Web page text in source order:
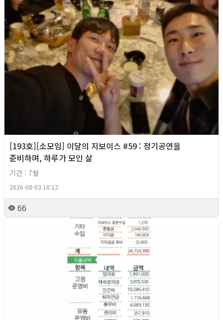
[193호][소모임] 이달의 지보이스 #59 : 정기공연을
준비하며, 하루가 모인 삶
기간 : 7월
2026-08-03 18:12
66